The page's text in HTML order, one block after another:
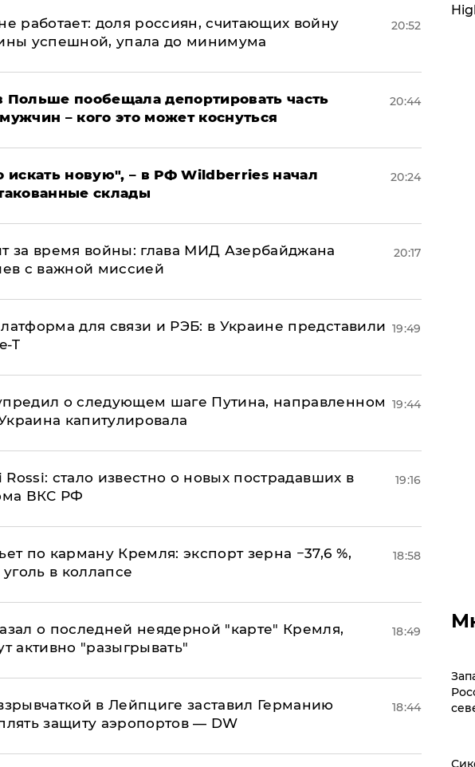
работает: доля россиян, считающих войну
успешной, упала до минимума
20:52
Польше пообещала депортировать часть
– кого это может коснуться
20:44
искать новую", – в РФ Wildberries начал
склады
20:24
за время войны: глава МИД Азербайджана
с важной миссией
20:17
для связи и РЭБ: в Украине представили
T
19:49
о следующем шаге Путина, направленном
капитулировала
19:44
стало известно о новых пострадавших в
ВКС РФ
19:16
по карману Кремля: экспорт зерна −37,6 %,
в коллапсе
18:58
о последней неядерной "карте" Кремля,
активно "разыгрывать"
18:49
в Лейпциге заставил Германию
защиту аэропортов — DW
18:44